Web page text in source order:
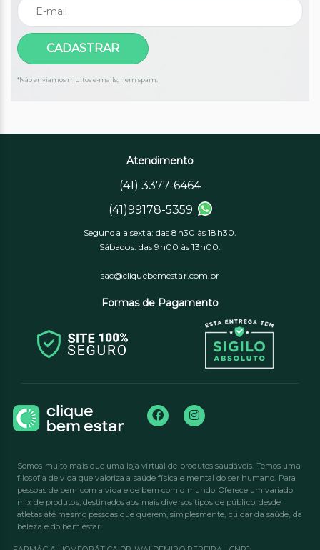
*Não enviamos muitos e-mails, nem spam.
Atendimento
(41) 3377-6464
(41)99178-5359
Segunda a sexta: das 8h30 às 18h30.
Sábados: das 9h00 às 13h00.
sac@cliquebemestar.com.br
Formas de Pagamento
Somos muito mais que uma loja virtual de produtos saudáveis. Temos uma
filosofia de vida que valoriza a saúde física e mental do ser humano. Para
pessoas de bem com a vida e de bem com o mundo. Oferece um variado
mix de produtos, destinados aos mais diversos tipos de público, desde
atletas até mesmo pessoas que querem, simplesmente, cuidar da saúde, da
beleza e do bem estar.